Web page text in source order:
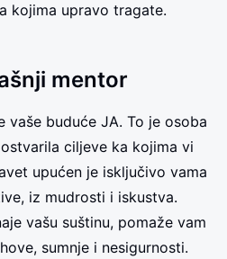
kojima upravo tragate.
mentor
vaše buduće JA. To je osoba
ciljeve ka kojima vi
upućen je isključivo vama
iz mudrosti i iskustva.
vašu suštinu, pomaže vam
sumnje i nesigurnosti.